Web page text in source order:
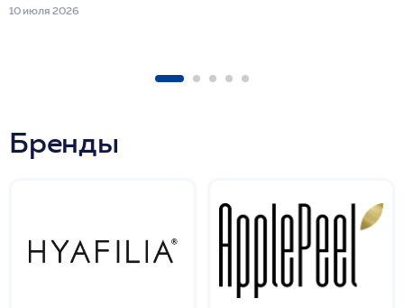
10 июля 2026
Бренды